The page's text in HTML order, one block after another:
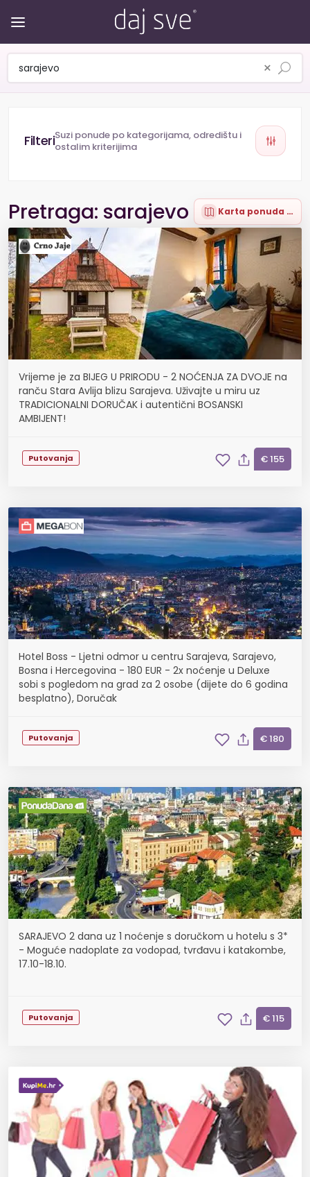
×
Suzi ponude po kategorijama, odredištu i
ostalim kriterijima
Pretraga: sarajevo Karta ponuda (24)
Vrijeme je za BIJEG U PRIRODU - 2 NOĆENJA ZA DVOJE na
ranču Stara Avlija blizu Sarajeva. Uživajte u miru uz
TRADICIONALNI DORUČAK i autentični BOSANSKI
AMBIJENT!
Putovanja € 155
Hotel Boss - Ljetni odmor u centru Sarajeva, Sarajevo,
Bosna i Hercegovina - 180 EUR - 2x noćenje u Deluxe
sobi s pogledom na grad za 2 osobe (dijete do 6 godina
besplatno), Doručak
Putovanja € 180
SARAJEVO 2 dana uz 1 noćenje s doručkom u hotelu s 3*
- Moguće nadoplate za vodopad, tvrđavu i katakombe,
17.10-18.10.
Putovanja € 115